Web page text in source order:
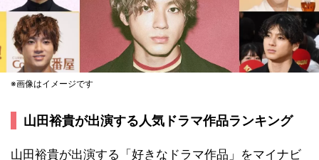
※画像はイメージです
山田裕貴が出演する人気ドラマ作品ランキング
山田裕貴が出演する「好きなドラマ作品」をマイナビ